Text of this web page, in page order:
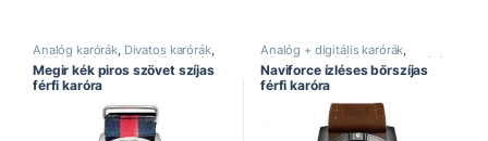
Analóg karórák, Divatos karórák,
Férfi karórák , Kronográf karórák
Megir óra,Sportos karórák
Megir kék piros szövet szíjas
férfi karóra
Analóg + digitális karórák,
Bőrszíjas karórák Divatos karórák
Dual kijelzős karórák,Férfi
karórák,Naviforce óra
Naviforce ízléses bőrszíjas
férfi karóra